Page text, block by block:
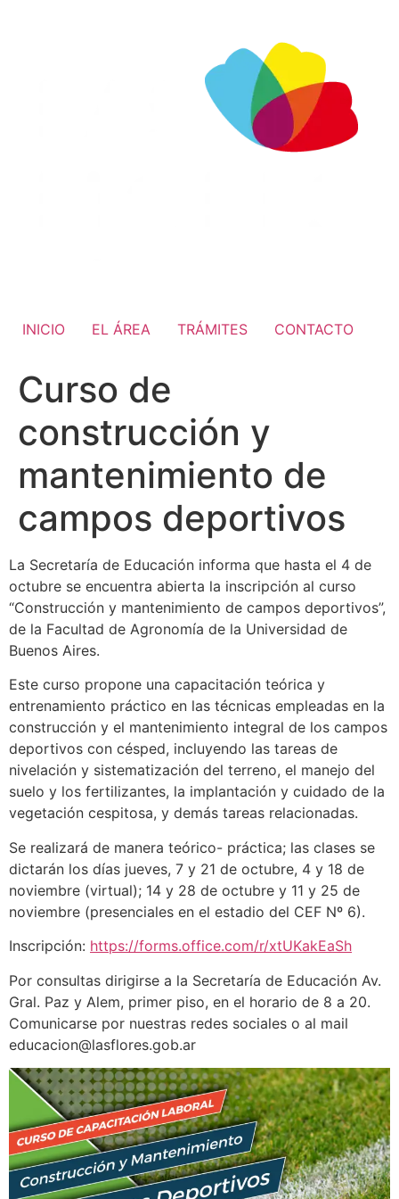
INICIO EL ÁREA TRÁMITES CONTACTO
Curso de
construcción y
mantenimiento de
campos deportivos
La Secretaría de Educación informa que hasta el 4 de
octubre se encuentra abierta la inscripción al curso
“Construcción y mantenimiento de campos deportivos”,
de la Facultad de Agronomía de la Universidad de
Buenos Aires.
Este curso propone una capacitación teórica y
entrenamiento práctico en las técnicas empleadas en la
construcción y el mantenimiento integral de los campos
deportivos con césped, incluyendo las tareas de
nivelación y sistematización del terreno, el manejo del
suelo y los fertilizantes, la implantación y cuidado de la
vegetación cespitosa, y demás tareas relacionadas.
Se realizará de manera teórico- práctica; las clases se
dictarán los días jueves, 7 y 21 de octubre, 4 y 18 de
noviembre (virtual); 14 y 28 de octubre y 11 y 25 de
noviembre (presenciales en el estadio del CEF Nº 6).
Inscripción: https://forms.office.com/r/xtUKakEaSh
Por consultas dirigirse a la Secretaría de Educación Av.
Gral. Paz y Alem, primer piso, en el horario de 8 a 20.
Comunicarse por nuestras redes sociales o al mail
educacion@lasflores.gob.ar